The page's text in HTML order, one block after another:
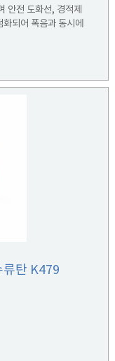
안전 도화선, 경적제
되어 폭음과 동시에
± 5,000 cp
류탄 K479